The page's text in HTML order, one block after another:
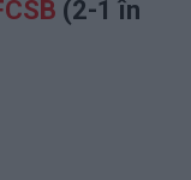
(2-1 în